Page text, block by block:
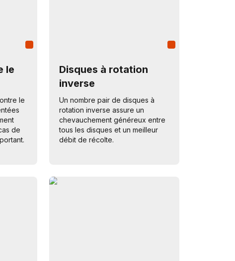
le
le
de
Disques à rotation
inverse
Un nombre pair de disques à
rotation inverse assure un
chevauchement généreux entre
tous les disques et un meilleur
débit de récolte.